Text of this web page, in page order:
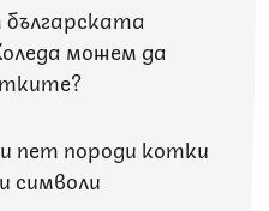
можем да
пет породи котки
символи